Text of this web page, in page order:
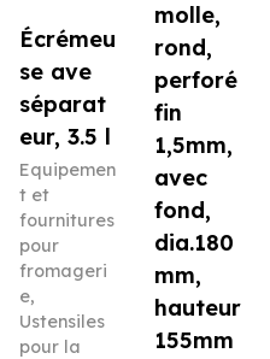
Écrémeu
se ave
séparat
eur, 3.5 l
Equipemen
t et
fournitures
pour
fromageri
e,
Ustensiles
pour la
molle,
rond,
perforé
fin
1,5mm,
avec
fond,
dia.180
mm,
hauteur
155mm